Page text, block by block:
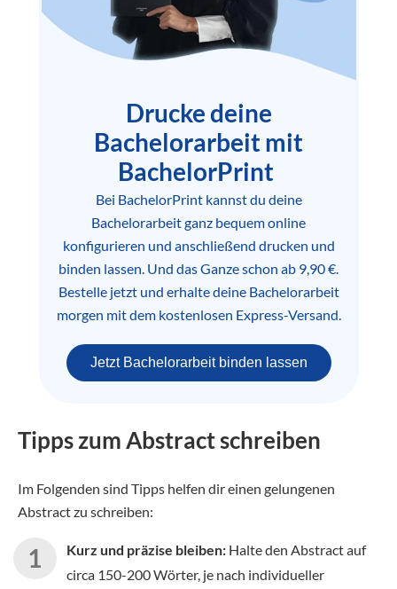
Drucke deine
Bachelorarbeit mit
BachelorPrint
Bei BachelorPrint kannst du deine
Bachelorarbeit ganz bequem online
konfigurieren und anschließend drucken und
binden lassen. Und das Ganze schon ab 9,90 €.
Bestelle jetzt und erhalte deine Bachelorarbeit
morgen mit dem kostenlosen Express-Versand.
Jetzt Bachelorarbeit binden lassen
Tipps zum Abstract schreiben
Im Folgenden sind Tipps helfen dir einen gelungenen
Abstract zu schreiben:
Kurz und präzise bleiben: Halte den Abstract auf
circa 150-200 Wörter, je nach individueller